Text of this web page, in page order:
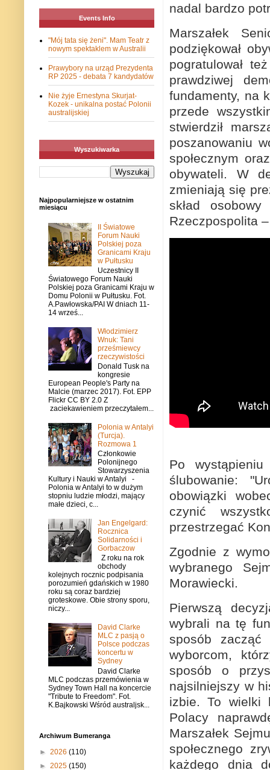
nadal bardzo
Marszałek
podziękował
pogratulował
prawdziwej
fundamenty, na
przede
stwierdził
poszanowaniu
społecznym
obywateli. W
zmieniają się
skład
Rzeczpospolita
Po
ślubowanie:
obowiązki
czynić
przestrzegać
Zgodnie z
wybranego
Morawiecki.
Pierwszą
wybrali na tę
sposób
wyborcom,
sposób o
najsilniejszy w
izbie. To wielki
Polacy
Marszałek
społecznego
każdego dnia
Events Info
"Mój tata się żeni". Mam Teatr z
nowym spektaklem w Australii
Prawybory na urząd Prezydenta
RP 2025 - debata 7 kandydatów
Nie żyje Ernestyna Skurjat-
Kozek - unikalna postać Polonii
australijskiej
Wyszukiwarka
Najpopularniejsze w ostatnim
miesiącu
II Światowe
Forum Nauki
Polskiej poza
Granicami Kraju
w Pułtusku
Uczestnicy II
Światowego Forum Nauki
Polskiej poza Granicami Kraju w
Domu Polonii w Pułtusku. Fot.
A.Pawłowska/PAI W dniach 11-
14 wrześ...
Włodzimierz
Wnuk: Tani
prześmiewcy
rzeczywistości
Donald Tusk na
kongresie
European People's Party na
Malcie (marzec 2017). Fot. EPP
Flickr CC BY 2.0 Z
zaciekawieniem przeczytałem...
Polonia w Antalyi
(Turcja).
Rozmowa 1
Członkowie
Polonijnego
Stowarzyszenia
Kultury i Nauki w Antalyi -
Polonia w Antalyi to w dużym
stopniu ludzie młodzi, mający
małe dzieci, c...
Jan Engelgard:
Rocznica
Solidarności i
Gorbaczow
Z roku na rok
obchody
kolejnych rocznic podpisania
porozumień gdańskich w 1980
roku są coraz bardziej
groteskowe. Obie strony sporu,
niczy...
David Clarke
MLC z pasją o
Polsce podczas
koncertu w
Sydney
David Clarke
MLC podczas przemówienia w
Sydney Town Hall na koncercie
"Tribute to Freedom". Fot.
K.Bajkowski Wśród australjsk...
Archiwum Bumeranga
► 2026 (110)
► 2025 (150)